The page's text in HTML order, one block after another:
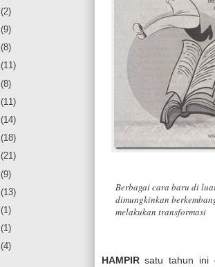
(2)
(9)
(8)
(11)
(8)
(11)
(14)
(18)
(21)
(9)
(13)
(1)
(1)
(4)
Berbagai cara baru di
dimungkinkan
melakukan transformasi
HAMPIRsatu tahun ini